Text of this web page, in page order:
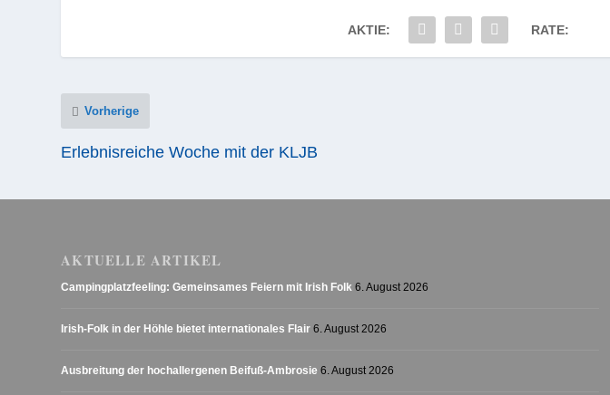
AKTIE: RATE:
Vorherige
Erlebnisreiche Woche mit der KLJB
AKTUELLE ARTIKEL
Campingplatzfeeling: Gemeinsames Feiern mit Irish Folk 6. August 2026
Irish-Folk in der Höhle bietet internationales Flair 6. August 2026
Ausbreitung der hochallergenen Beifuß-Ambrosie 6. August 2026